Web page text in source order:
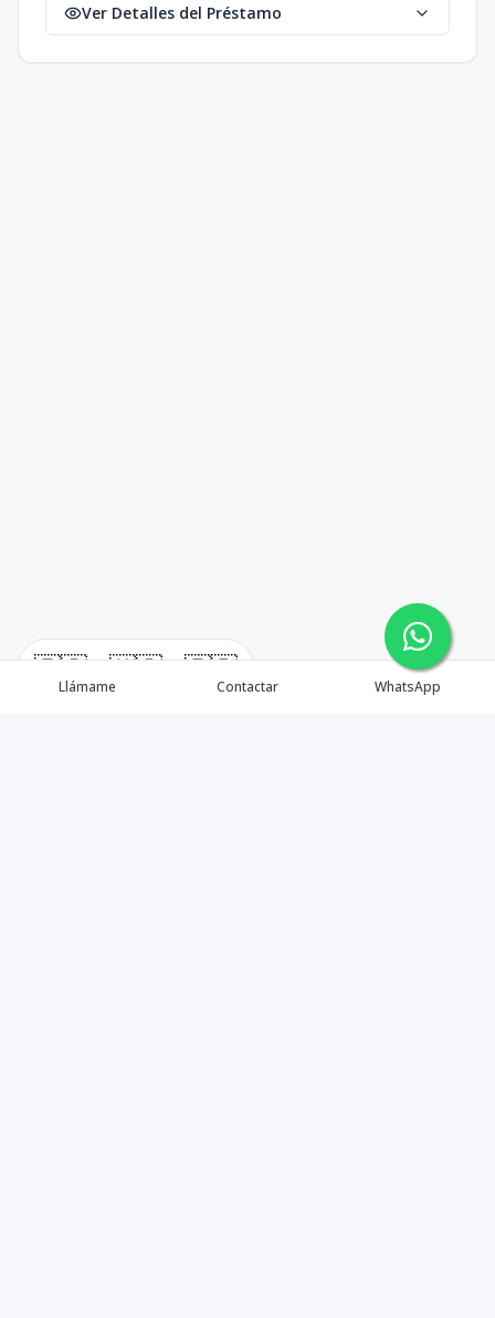
🇪🇸 🇺🇸 🇫🇷
Ver Detalles del Préstamo
Llámame Contactar WhatsApp